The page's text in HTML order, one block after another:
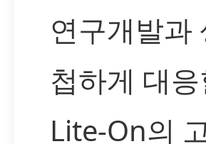
연구개발과
첩하게 대
Lite-On의